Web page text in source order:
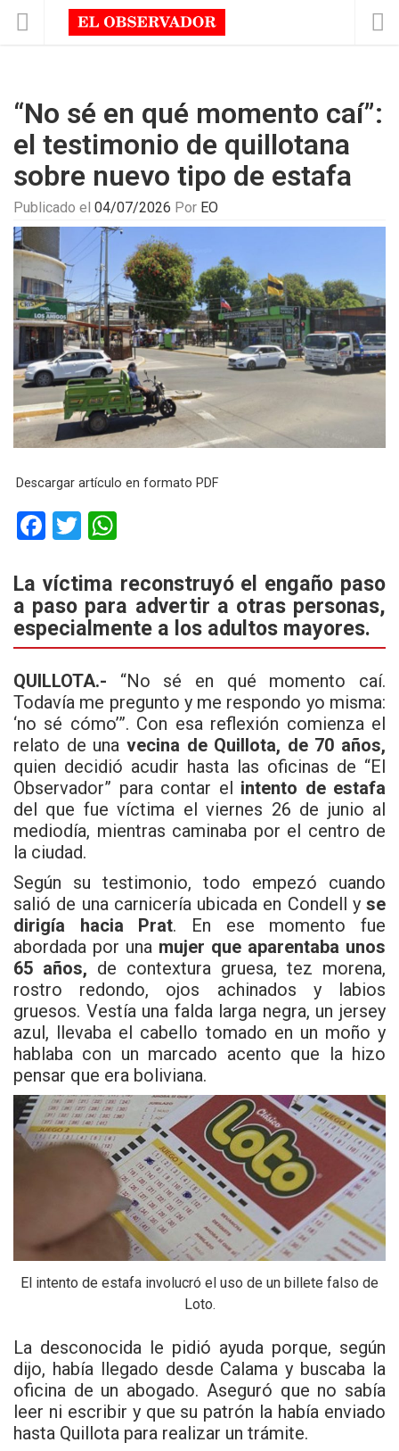
“No sé en qué momento caí”:
el testimonio de quillotana
sobre nuevo tipo de estafa
Publicado el 04/07/2026 Por EO
Descargar artículo en formato PDF
F
ce
b
o
o
k
T
tt
er
at
s
A
p
p
La víctima reconstruyó el engaño paso
a paso para advertir a otras personas,
especialmente a los adultos mayores.
QUILLOTA.- “No sé en qué momento caí.
Todavía me pregunto y me respondo yo misma:
‘no sé cómo’”. Con esa reflexión comienza el
relato de una vecina de Quillota, de 70 años,
quien decidió acudir hasta las oficinas de “El
Observador” para contar el intento de estafa
del que fue víctima el viernes 26 de junio al
mediodía, mientras caminaba por el centro de
la ciudad.
Según su testimonio, todo empezó cuando
salió de una carnicería ubicada en Condell y se
dirigía hacia Prat. En ese momento fue
abordada por una mujer que aparentaba unos
65 años, de contextura gruesa, tez morena,
rostro redondo, ojos achinados y labios
gruesos. Vestía una falda larga negra, un jersey
azul, llevaba el cabello tomado en un moño y
hablaba con un marcado acento que la hizo
pensar que era boliviana.
El intento de estafa involucró el uso de un billete falso de
Loto.
La desconocida le pidió ayuda porque, según
dijo, había llegado desde Calama y buscaba la
oficina de un abogado. Aseguró que no sabía
leer ni escribir y que su patrón la había enviado
hasta Quillota para realizar un trámite.